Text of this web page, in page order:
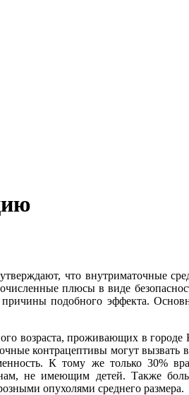
что внутриматочные
плюсы в виде
подобного эффекта.
возраста, проживающих в городе
контрацептивы могут вызвать
К тому же только 30%
не имеющим детей. Также
опухолями среднего размера.